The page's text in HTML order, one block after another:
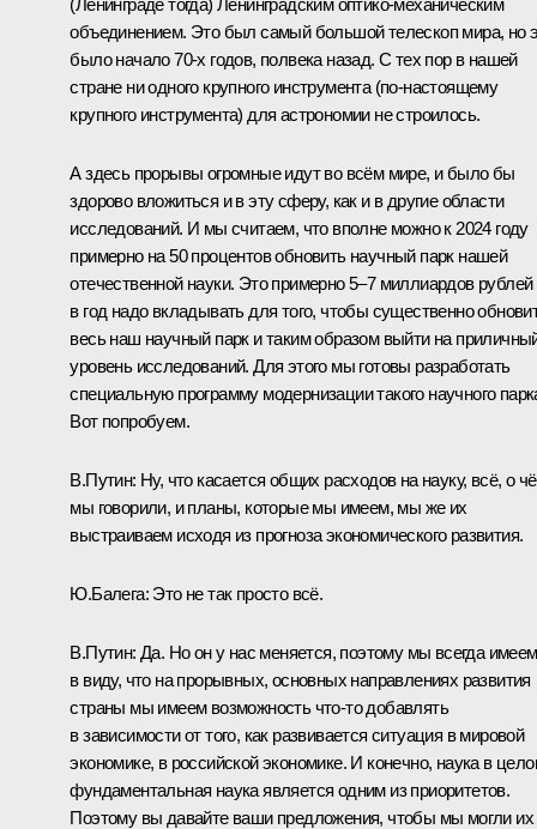
объединением. Это был самый большой телескоп мира, но
было начало 70-х годов, полвека назад. С тех пор в нашей
стране ни одного крупного инструмента (по-настоящему
крупного инструмента) для астрономии не строилось.
А здесь прорывы огромные идут во всём мире, и было бы
здорово вложиться и в эту сферу, как и в другие области
исследований. И мы считаем, что вполне можно к 2024 году
примерно на 50 процентов обновить научный парк нашей
отечественной науки. Это примерно 5–7 миллиардов рублей
в год надо вкладывать для того, чтобы существенно
весь наш научный парк и таким образом выйти на
уровень исследований. Для этого мы готовы разработать
специальную программу модернизации такого научного
Вот попробуем.
В.Путин: Ну, что касается общих расходов на науку, всё, о
мы говорили, и планы, которые мы имеем, мы же их
выстраиваем исходя из прогноза экономического развития.
Ю.Балега: Это не так просто всё.
В.Путин: Да. Но он у нас меняется, поэтому мы всегда имеем
в виду, что на прорывных, основных направлениях развития
страны мы имеем возможность что-то добавлять
в зависимости от того, как развивается ситуация в мировой
экономике, в российской экономике. И конечно, наука в
фундаментальная наука является одним из приоритетов.
Поэтому вы давайте ваши предложения, чтобы мы могли их